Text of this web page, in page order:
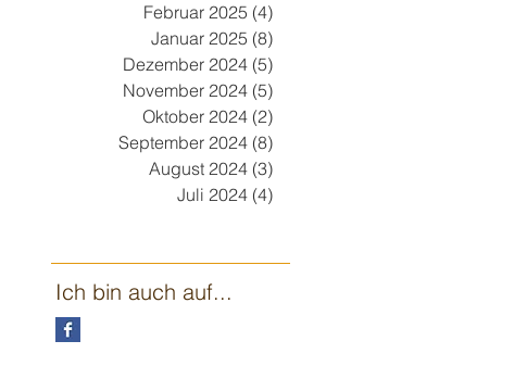
Februar 2025 (4)
Januar 2025 (8)
Dezember 2024 (5)
November 2024 (5)
Oktober 2024 (2)
September 2024 (8)
August 2024 (3)
Juli 2024 (4)
Ich bin auch auf...